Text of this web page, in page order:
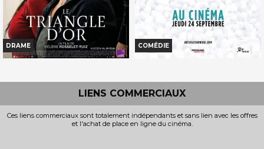
DRAME
Horaires et Infos
Bande-annonce
COMÉDIE
Horaires et Infos
Bande-annonce
LIENS COMMERCIAUX
Ces liens commerciaux sont totalement indépendants et sans lien avec les offres
et l'achat de place en ligne du cinéma.